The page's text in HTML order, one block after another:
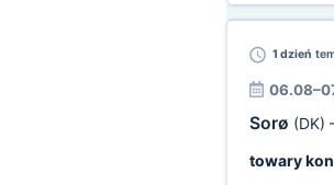
1 dzień
Sorø (DK)
towary